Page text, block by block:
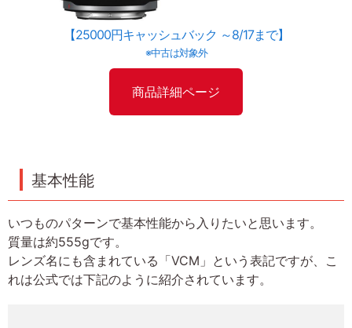
【25000円キャッシュバック ～8/17まで】
※中古は対象外
商品詳細ページ
基本性能
いつものパターンで基本性能から入りたいと思います。
質量は約555gです。
レンズ名にも含まれている「VCM」という表記ですが、こ
れは公式では下記のように紹介されています。